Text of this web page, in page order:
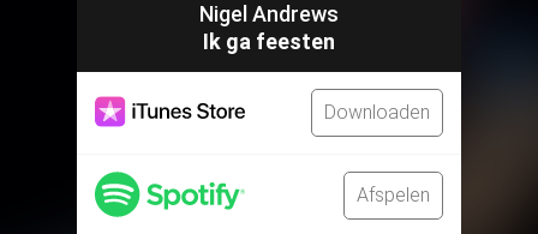
Nigel Andrews
Ik ga feesten
Downloaden
Afspelen